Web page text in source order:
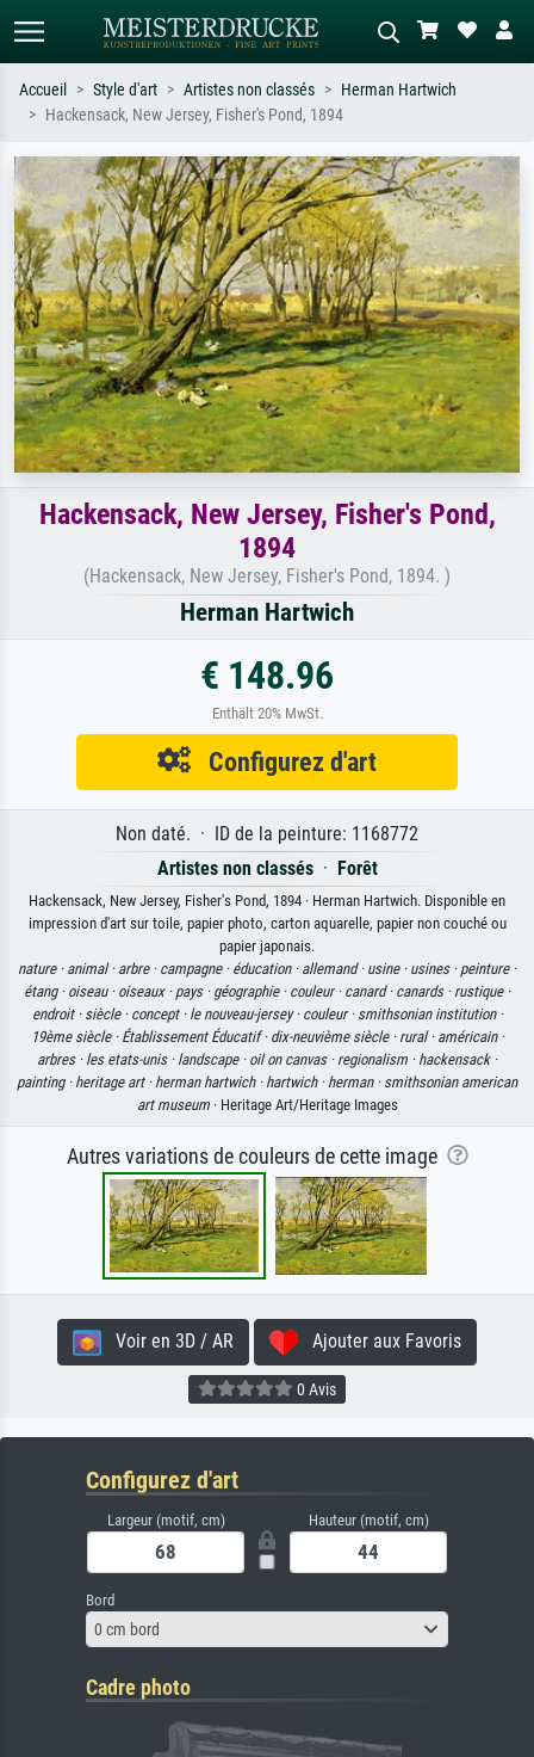
Recherchez par artiste, titre ou style –
ex. Monet, Nuit étoilée,
impressionnisme, vague de Hokusai,
nu.
Décrivez la scène – ex. prairie verte,
abstrait avec beaucoup de rouge,
tableau sombre, nu debout près d'un
arbre.
Accueil Style d'art Artistes non classés
Herman Hartwich
Hackensack, New Jersey, Fisher's Pond, 1894
Hackensack, New Jersey, Fisher's Pond,
1894
(Hackensack, New Jersey, Fisher's Pond, 1894. )
Herman Hartwich
€ 148.96
Enthält 20% MwSt.
Configurez d'art
Non daté. · ID de la peinture: 1168772
Artistes non classés· Forêt
Hackensack, New Jersey, Fisher's Pond, 1894 · Herman Hartwich. Disponible en
impression d'art sur toile, papier photo, carton aquarelle, papier non couché ou
papier japonais.
nature · animal · arbre · campagne · éducation · allemand · usine · usines · peinture ·
étang · oiseau · oiseaux · pays · géographie · couleur · canard · canards · rustique ·
endroit · siècle · concept · le nouveau-jersey · couleur · smithsonian institution ·
19ème siècle · Établissement Éducatif · dix-neuvième siècle · rural · américain ·
arbres · les etats-unis · landscape · oil on canvas · regionalism · hackensack ·
painting · heritage art · herman hartwich · hartwich · herman · smithsonian american
art museum· Heritage Art/Heritage Images
Autres variations de couleurs de cette image
Voir en 3D / AR Ajouter aux Favoris
0 Avis
Configurez d'art
Largeur (motif, cm) Hauteur (motif, cm)
Bord
0 cm bord
Cadre photo